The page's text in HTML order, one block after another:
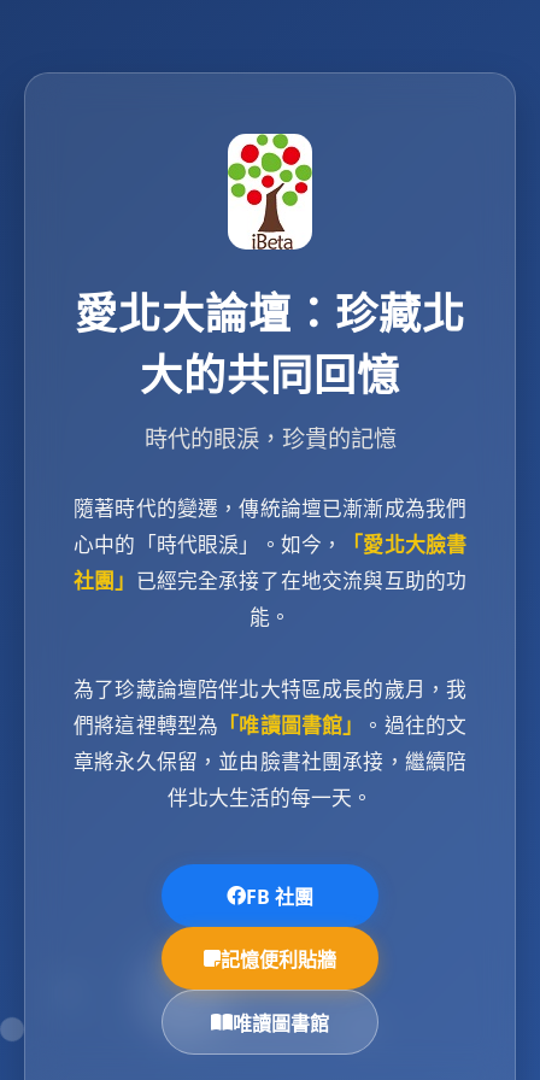
愛北大論壇：珍藏北
大的共同回憶
時代的眼淚，珍貴的記憶
隨著時代的變遷，傳統論壇已漸漸成為我們
心中的「時代眼淚」。如今，
「愛北大臉書
社團」 已經完全承接了在地交流與互助的功
能。
為了珍藏論壇陪伴北大特區成長的歲月，我
們將這裡轉型為 「唯讀圖書館」
。過往的文
章將永久保留，並由臉書社團承接，繼續陪
伴北大生活的每一天。
FB 社團
記憶便利貼牆
唯讀圖書館